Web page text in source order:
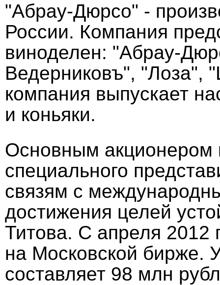
"Абрау-Дюрсо" -
России. Компания
виноделен: "Абрау-
Ведерниковъ", "Лоза",
компания выпускает
и коньяки.
Основным акционером
специального
связям с
достижения целей
Титова. С апреля 2012
на Московской бирже.
составляет 98 млн